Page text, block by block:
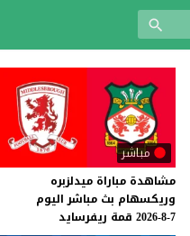
مباشر
مشاهدة مباراة ميدلزبره
وريكسهام بث مباشر اليوم
7-8-2026
قمة ريفرسايد